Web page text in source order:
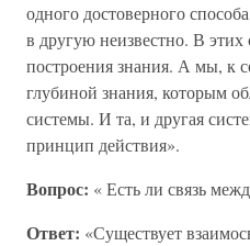
одного достоверного
в другую неизвестно. В
построения знания. А мы, к
глубиной знания, которым
системы. И та, и другая
принцип действия».
Вопрос: « Есть ли связь
Ответ: «Существует